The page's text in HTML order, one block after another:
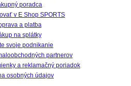
poradca
v E Shop SPORTS
a platba
na splátky
svoje podnikanie
partnerov
a reklamačný poriadok
osobných údajov